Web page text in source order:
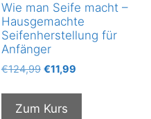
Wie man Seife macht –
Hausgemachte
Seifenherstellung für
Anfänger
€124,99 Ursprünglicher
war:
€124,99
€11,99Aktueller
ist:
Zum Kurs